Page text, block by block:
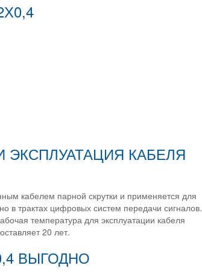
КАБЕЛЯ
кабелем парной скрутки и применяется для
в трактах цифровых систем передачи сигналов.
температура для эксплуатации кабеля
20 лет.
ВЫГОДНО